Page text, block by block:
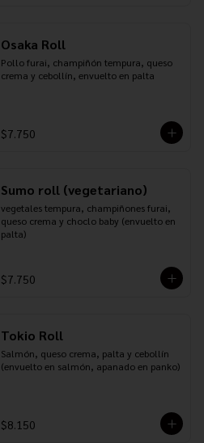
Osaka Roll
Pollo furai, champiñón tempura, queso
crema y cebollín, envuelto en palta
$7.750
Sumo roll (vegetariano)
vegetales tempura, champiñones furai,
queso crema y choclo baby (envuelto en
palta)
$7.750
Tokio Roll
Salmón, queso crema, palta y cebollín
(envuelto en salmón, apanado en panko)
$8.150